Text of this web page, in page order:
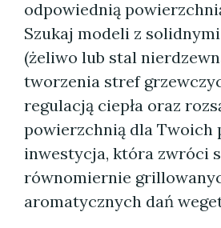
odpowiednią
Szukaj modeli z
(żeliwo lub stal
tworzenia stref
regulacją ciepła oraz
powierzchnią dla Twoich
inwestycja, która zwróci
równomiernie
aromatycznych dań